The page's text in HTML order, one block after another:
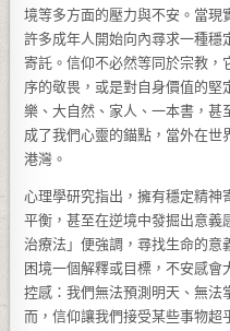
境等多方面的壓力與不安。當現
許多成年人開始向內尋求一種
寄託。信仰不必然等同於宗教，
序的敬畏，或是對自身價值的
樂、大自然、家人、一本書，甚
成了我們心靈的錨點，當外在世
港灣。
心理學研究指出，擁有穩定精神
平衡，甚至在逆境中發掘出意義
治療法」便強調，尋找生命的意
困境一個解釋或目標，不安感
控感：我們無法預測明天、無法
而，信仰讓我們接受某些事物超